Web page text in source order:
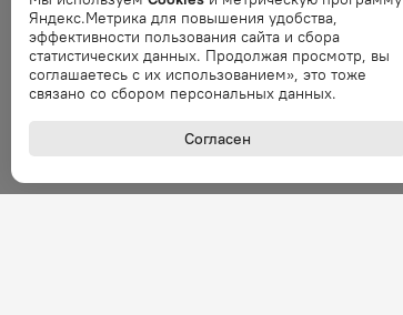
Яндекс.Метрика для повышения удобства,
эффективности пользования сайта и сбора
статистических данных. Продолжая просмотр, вы
соглашаетесь с их использованием», это тоже
связано со сбором персональных данных.
Согласен